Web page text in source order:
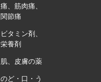
痛、筋肉痛、
関節痛
ビタミン剤、
栄養剤
肌、皮膚の薬
のど・口・う